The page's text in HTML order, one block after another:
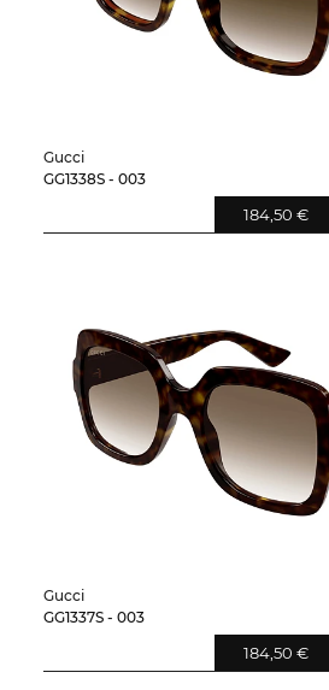
Gucci
GG1338S - 003
184,50 €
Gucci
GG1337S - 003
184,50 €